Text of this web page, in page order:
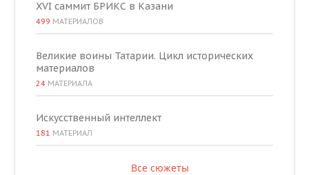
XVI саммит БРИКС в Казани
499 МАТЕРИАЛОВ
Великие воины Татарии. Цикл исторических
материалов
24 МАТЕРИАЛА
Искусственный интеллект
181 МАТЕРИАЛ
Все сюжеты